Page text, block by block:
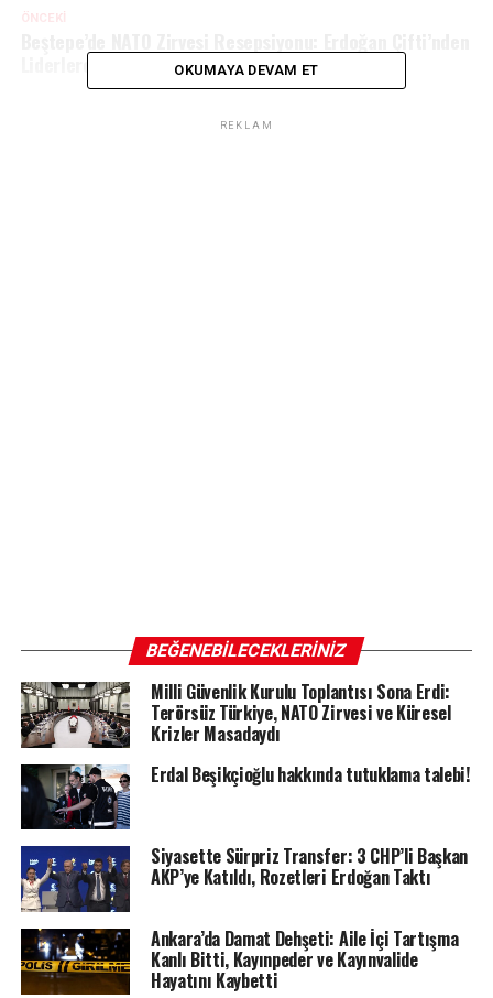
ÖNCEKI
Liderlere Tarihi KarşılamaOKUMAYA DEVAM ET
REKLAM
BEĞENEBILECEKLERINIZ
Milli Güvenlik Kurulu Toplantısı Sona Erdi:
Terörsüz Türkiye, NATO Zirvesi ve Küresel
Krizler Masadaydı
Erdal Beşikçioğlu hakkında tutuklama talebi!
Siyasette Sürpriz Transfer: 3 CHP’li Başkan
AKP’ye Katıldı, Rozetleri Erdoğan Taktı
Ankara’da Damat Dehşeti: Aile İçi Tartışma
Kanlı Bitti, Kayınpeder ve Kayınvalide
Hayatını Kaybetti